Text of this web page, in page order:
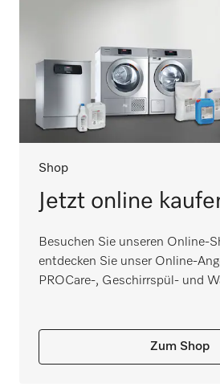
Shop
Jetzt online
Besuchen Sie unseren Online-
entdecken Sie unser Online-
PROCare-, Geschirrspül- und
Zum Shop